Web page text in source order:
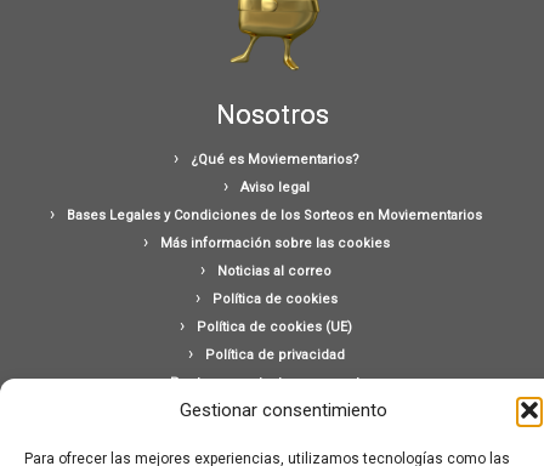
Gestionar consentimiento
Para ofrecer las mejores experiencias, utilizamos tecnologías como las
Nosotros
¿Qué es Moviementarios?
Aviso legal
Bases Legales y Condiciones de los Sorteos en Moviementarios
Más información sobre las cookies
Noticias al correo
Política de cookies
Política de cookies (UE)
Política de privacidad
Ponte en contacto con nosotros